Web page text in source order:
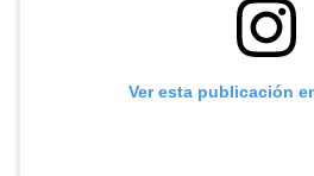
Ver esta publicación